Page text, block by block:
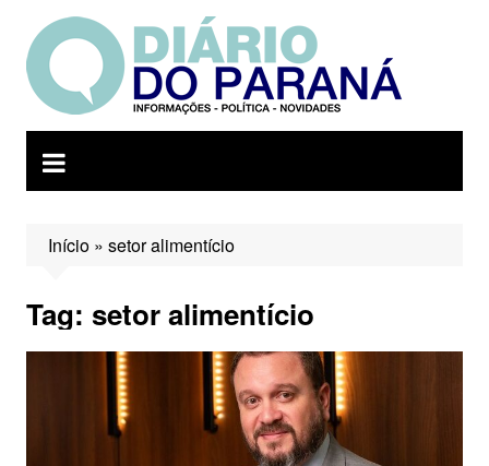
para
conteúdo
Início» setor alimentício
Tag: setor alimentício